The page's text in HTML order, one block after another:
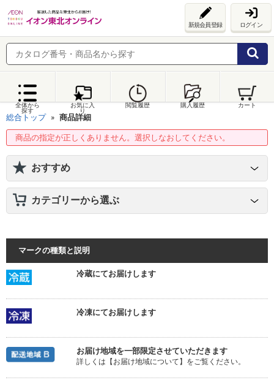
新規会員登録 ログイン
全体から
探す
お気に入
り
閲覧履歴 購入履歴 カート
総合トップ 商品詳細
商品の指定が正しくありません。選択しなおしてください。
おすすめ
カテゴリーから選ぶ
マークの種類と説明
冷蔵にてお届けします
冷凍にてお届けします
お届け地域を一部限定させていただきます
詳しくは【お届け地域について】をご覧ください。